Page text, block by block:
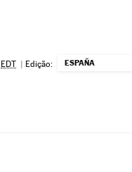
EDT | Edição: ESPAÑA